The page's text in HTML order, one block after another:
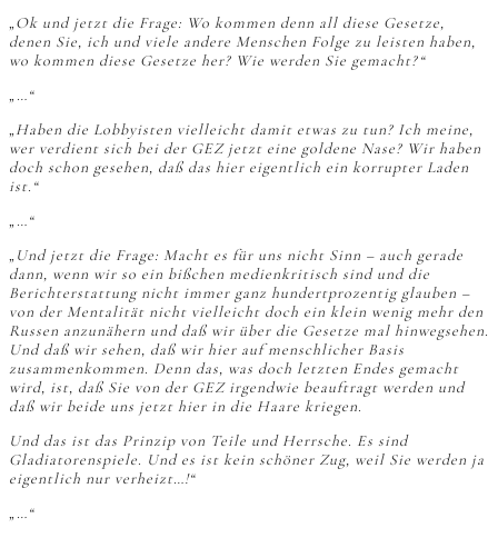
„Ok und jetzt die Frage: Wo kommen denn all diese Gesetze,
denen Sie, ich und viele andere Menschen Folge zu leisten haben,
wo kommen diese Gesetze her? Wie werden Sie gemacht?“
„…“
„Haben die Lobbyisten vielleicht damit etwas zu tun? Ich meine,
wer verdient sich bei der GEZ jetzt eine goldene Nase? Wir haben
doch schon gesehen, daß das hier eigentlich ein korrupter Laden
ist.“
„…“
„Und jetzt die Frage: Macht es für uns nicht Sinn – auch gerade
dann, wenn wir so ein bißchen medienkritisch sind und die
Berichterstattung nicht immer ganz hundertprozentig glauben –
von der Mentalität nicht vielleicht doch ein klein wenig mehr den
Russen anzunähern und daß wir über die Gesetze mal hinwegsehen.
Und daß wir sehen, daß wir hier auf menschlicher Basis
zusammenkommen. Denn das, was doch letzten Endes gemacht
wird, ist, daß Sie von der GEZ irgendwie beauftragt werden und
daß wir beide uns jetzt hier in die Haare kriegen.
Und das ist das Prinzip von Teile und Herrsche. Es sind
Gladiatorenspiele. Und es ist kein schöner Zug, weil Sie werden ja
eigentlich nur verheizt…!“
„…“